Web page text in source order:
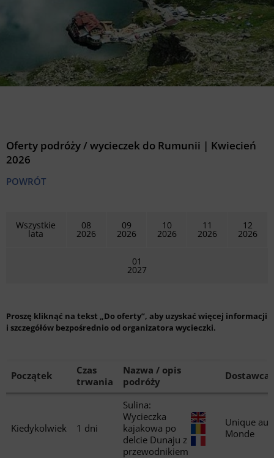
Oferty podróży / wycieczek do Rumunii | Kwiecień
2026
POWRÓT
Wszystkie
lata
08
2026
09
2026
10
2026
11
2026
12
2026
01
2027
Proszę kliknąć na tekst „Do oferty”, aby uzyskać więcej informacji
i szczegółów bezpośrednio od organizatora wycieczki.
Początek
Czas
trwania
Nazwa / opis
podróży
Dostawca
Kiedykolwiek 1 dni
Sulina:
Wycieczka
kajakowa po
delcie Dunaju z
przewodnikiem
Unique au
Monde